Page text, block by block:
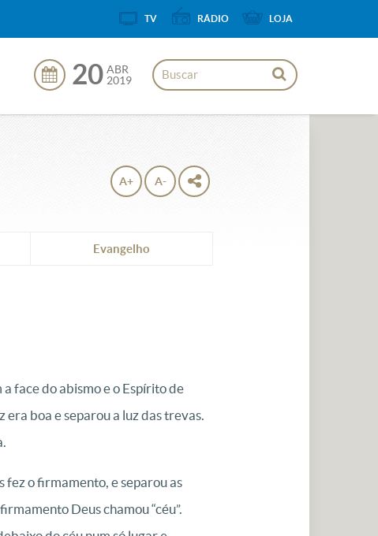
20 ABR
2019
A+ A-
Evangelho
face do abismo e o Espírito de
era boa e separou a luz das trevas.
fez o firmamento, e separou as
Deus chamou “céu”.
TV RÁDIO LOJA